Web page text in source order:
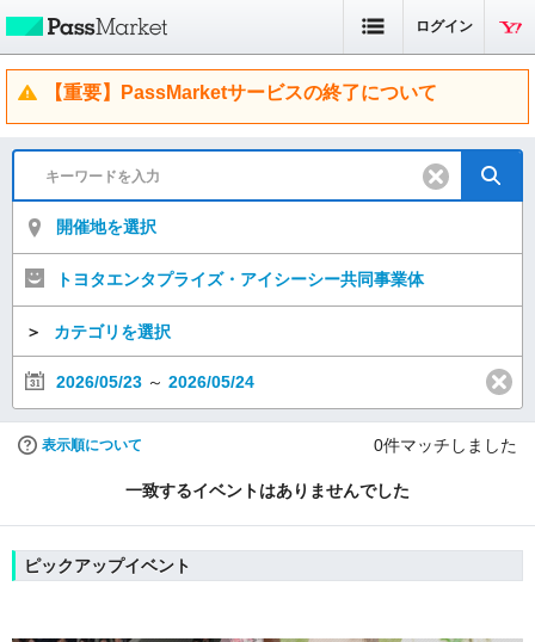
ログイン
【重要】PassMarketサービスの終了について
開催地を選択
トヨタエンタプライズ・アイシーシー共同事業体
＞ カテゴリを選択
2026/05/23 ～ 2026/05/24
表示順について 0件マッチしました
一致するイベントはありませんでした
ピックアップイベント